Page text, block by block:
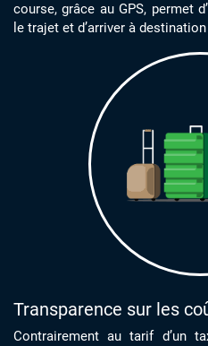
course, grâce au GPS, permet
le trajet et d’arriver à
Transparence sur les
Contrairement au tarif d’un